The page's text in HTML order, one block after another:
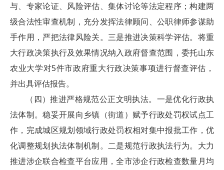
与、专家论证、风险评估、集体讨论等法定程序；构建两
级合法性审查机制，充分发挥法律顾问、公职律师参谋助
手作用，严把法律风险关。三是推进决策科学评估。将重
大行政决策执行及效果情况纳入政府督查范围，委托山东
农业大学对5件市政府重大行政决策事项进行督查评估，
并出具评估报告。
（四）推进严格规范公正文明执法。一是优化行政执
法体制。稳妥开展向乡镇（街道）赋予行政处罚权试点工
作，完成城区规划领域行政处罚权相对集中报批工作，优
化调整规划执法体制机制。二是规范行政执法行为。大力
推进涉企联合检查平台应用，全市涉企行政检查数量月均